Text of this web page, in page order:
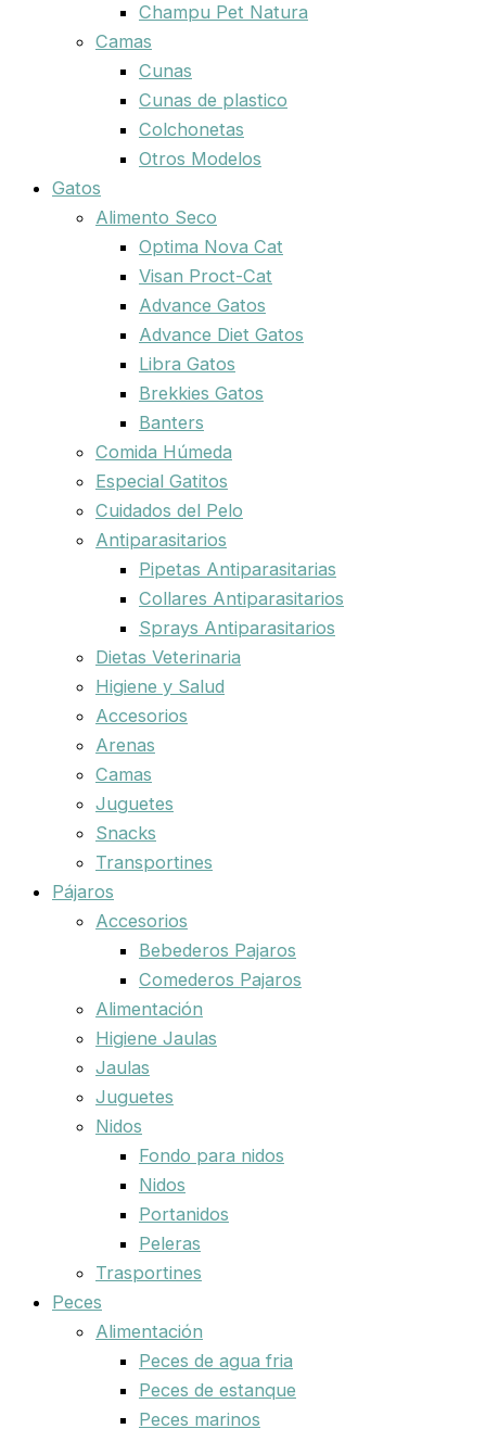
Champu Pet Natura
Camas
Cunas
Cunas de plastico
Colchonetas
Otros Modelos
Gatos
Alimento Seco
Optima Nova Cat
Visan Proct-Cat
Advance Gatos
Advance Diet Gatos
Libra Gatos
Brekkies Gatos
Banters
Comida Húmeda
Especial Gatitos
Cuidados del Pelo
Antiparasitarios
Pipetas Antiparasitarias
Collares Antiparasitarios
Sprays Antiparasitarios
Dietas Veterinaria
Higiene y Salud
Accesorios
Arenas
Camas
Juguetes
Snacks
Transportines
Pájaros
Accesorios
Bebederos Pajaros
Comederos Pajaros
Alimentación
Higiene Jaulas
Jaulas
Juguetes
Nidos
Fondo para nidos
Nidos
Portanidos
Peleras
Trasportines
Peces
Alimentación
Peces de agua fria
Peces de estanque
Peces marinos